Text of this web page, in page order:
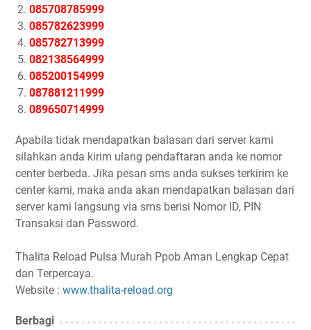
085708785999
085782623999
085782713999
082138564999
085200154999
087881211999
089650714999
Apabila tidak mendapatkan balasan dari server kami
silahkan anda kirim ulang pendaftaran anda ke nomor
center berbeda. Jika pesan sms anda sukses terkirim ke
center kami, maka anda akan mendapatkan balasan dari
server kami langsung via sms berisi Nomor ID, PIN
Transaksi dan Password.
Thalita Reload Pulsa Murah Ppob Aman Lengkap Cepat
dan Terpercaya.
Website : www.thalita-reload.org
Berbagi